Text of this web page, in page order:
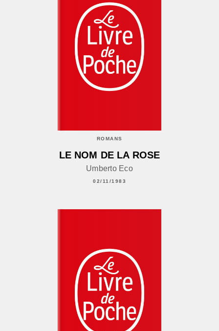
ROMANS
LE NOM DE LA ROSE
Umberto Eco
02/11/1983